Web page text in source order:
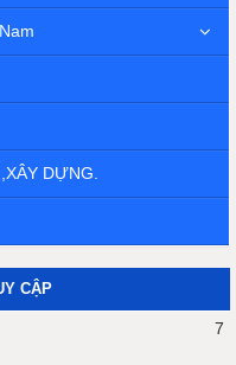
DỰNG.
CẬP
7